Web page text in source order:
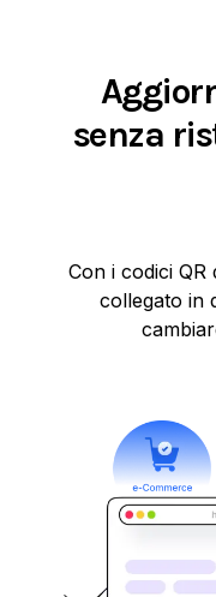
senza
Con i codici QR
collegato in